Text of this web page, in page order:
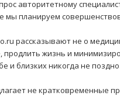
авторитетному
мы планируем
рассказывают не о
жизнь и
и близких никогда не
не кратковременные